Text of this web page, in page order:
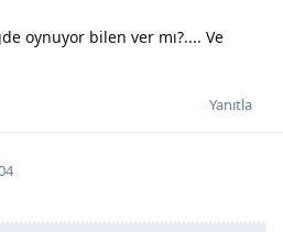
oynuyor bilen ver mı?.... Ve
Yanıtla